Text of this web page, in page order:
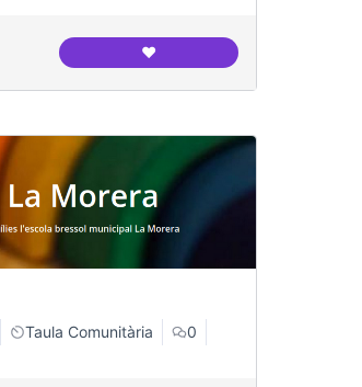
❤️AREP
Taula Comunitària
0